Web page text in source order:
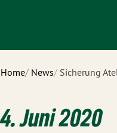
Home News Sicherung
4. Juni 2020